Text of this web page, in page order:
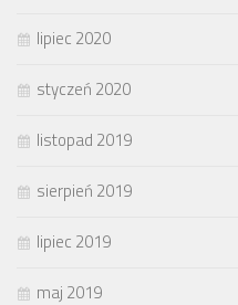
lipiec 2020
styczeń 2020
listopad 2019
sierpień 2019
lipiec 2019
maj 2019